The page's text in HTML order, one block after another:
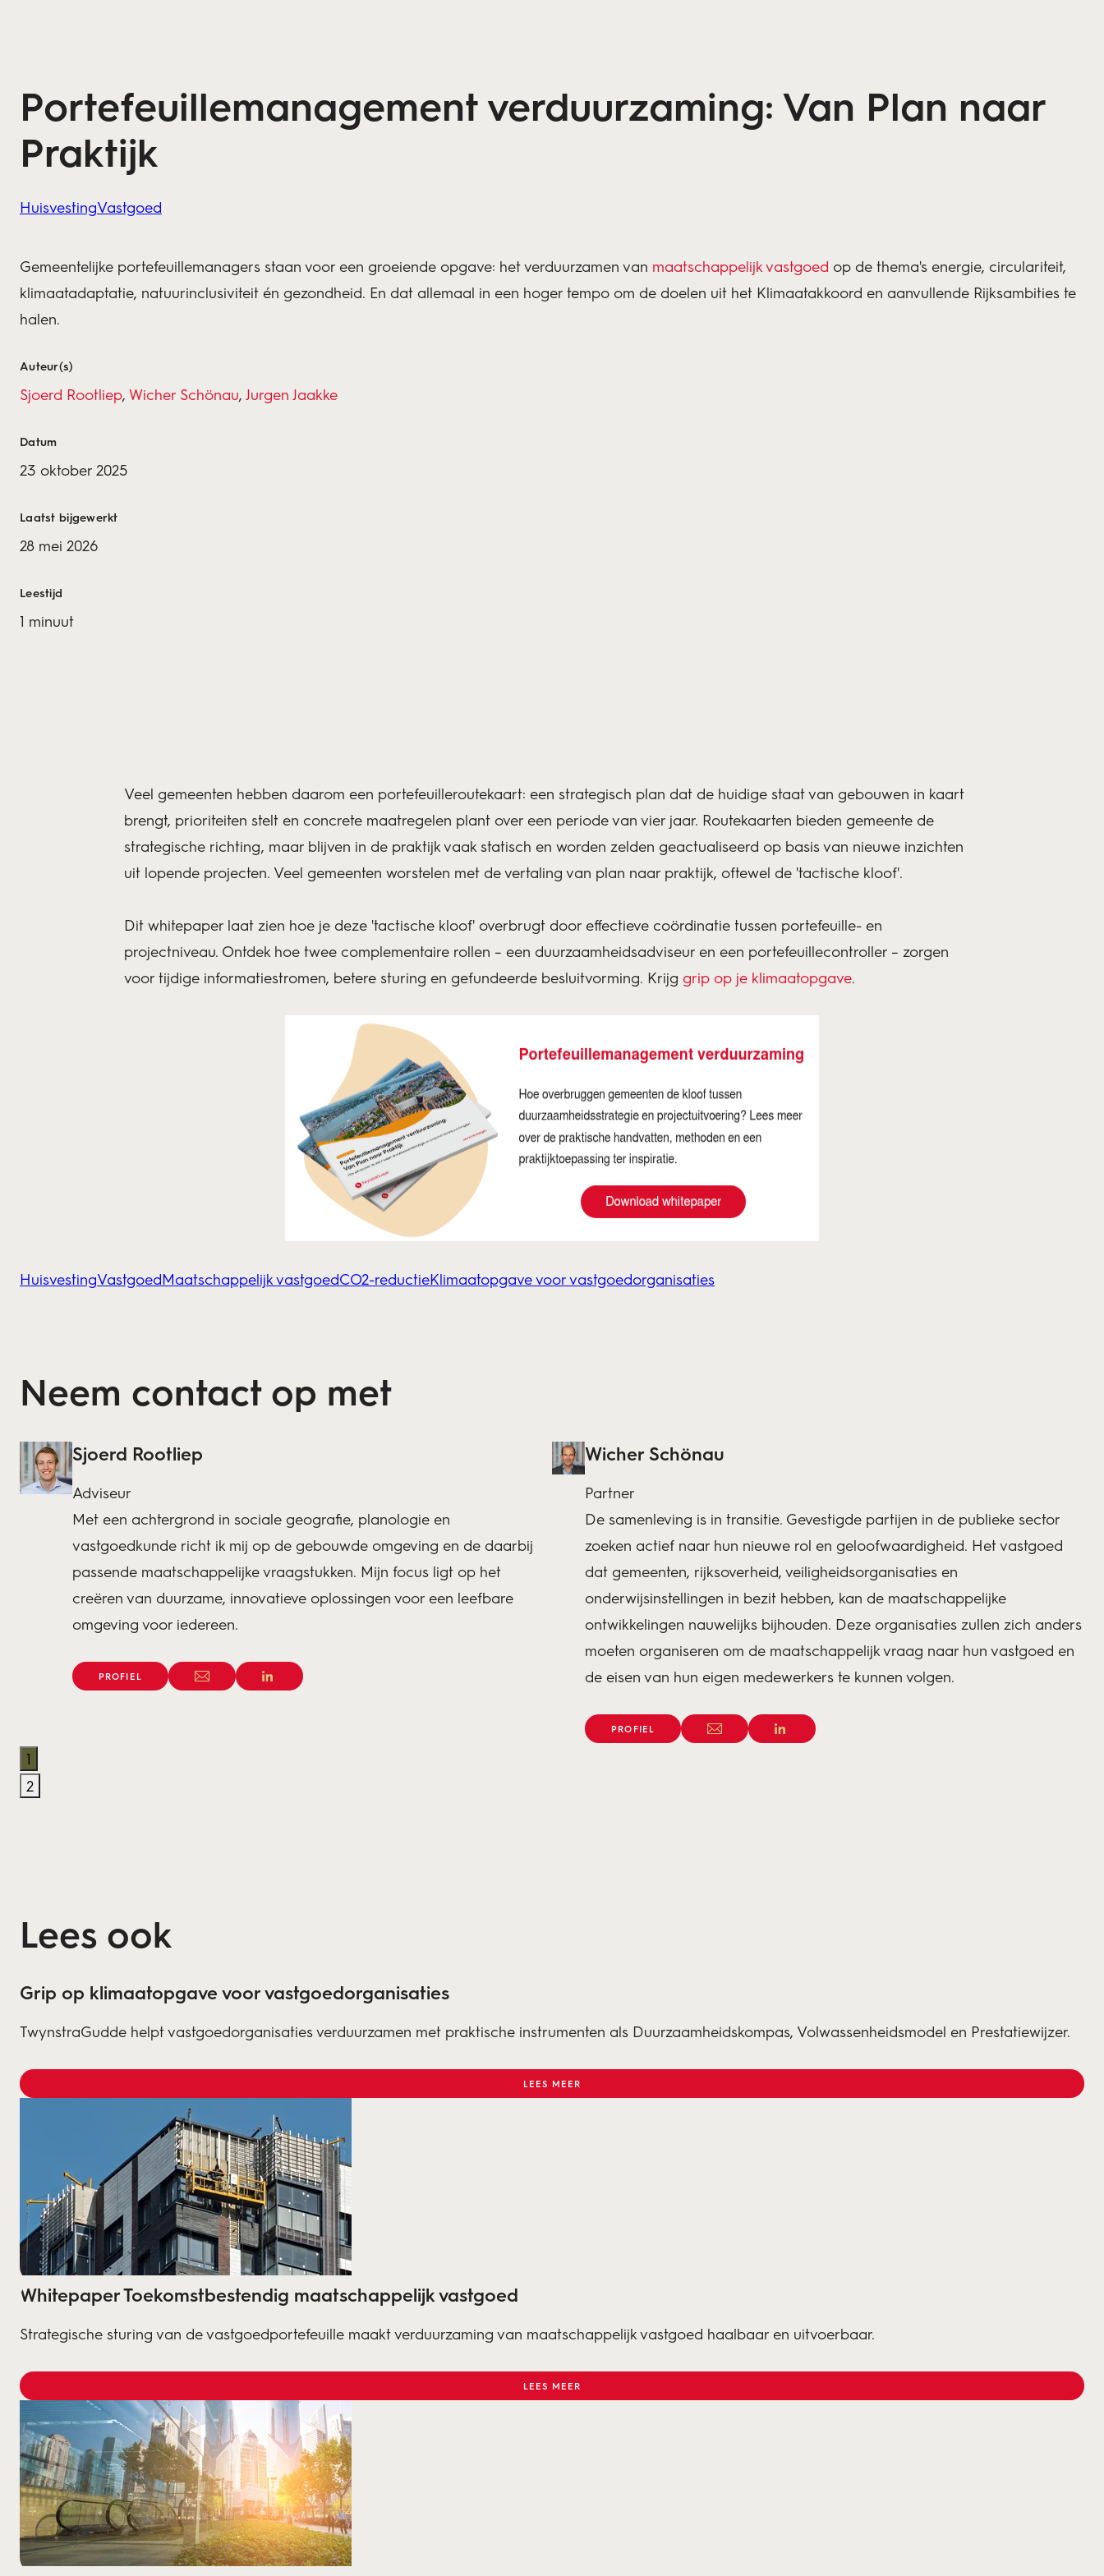
Portefeuillemanagement verduurzaming: Van Plan naar
Praktijk
HuisvestingVastgoed
Gemeentelijke portefeuillemanagers staan voor een groeiende opgave: het verduurzamen van maatschappelijk vastgoed op de thema's energie, circulariteit,
klimaatadaptatie, natuurinclusiviteit én gezondheid. En dat allemaal in een hoger tempo om de doelen uit het Klimaatakkoord en aanvullende Rijksambities te
halen.
Auteur(s)
Sjoerd Rootliep, Wicher Schönau, Jurgen Jaakke
Datum
23 oktober 2025
Laatst bijgewerkt
28 mei 2026
Leestijd
1 minuut
Veel gemeenten hebben daarom een portefeuilleroutekaart: een strategisch plan dat de huidige staat van gebouwen in kaart
brengt, prioriteiten stelt en concrete maatregelen plant over een periode van vier jaar. Routekaarten bieden gemeente de
strategische richting, maar blijven in de praktijk vaak statisch en worden zelden geactualiseerd op basis van nieuwe inzichten
uit lopende projecten. Veel gemeenten worstelen met de vertaling van plan naar praktijk, oftewel de 'tactische kloof'.
Dit whitepaper laat zien hoe je deze 'tactische kloof' overbrugt door effectieve coördinatie tussen portefeuille- en
projectniveau. Ontdek hoe twee complementaire rollen – een duurzaamheidsadviseur en een portefeuillecontroller – zorgen
voor tijdige informatiestromen, betere sturing en gefundeerde besluitvorming. Krijg grip op je klimaatopgave.
HuisvestingVastgoedMaatschappelijk vastgoedCO2-reductieKlimaatopgave voor vastgoedorganisaties
Neem contact op met
Sjoerd Rootliep
Adviseur
Met een achtergrond in sociale geografie, planologie en
vastgoedkunde richt ik mij op de gebouwde omgeving en de daarbij
passende maatschappelijke vraagstukken. Mijn focus ligt op het
creëren van duurzame, innovatieve oplossingen voor een leefbare
omgeving voor iedereen.
PROFIEL
Wicher Schönau
Partner
De samenleving is in transitie. Gevestigde partijen in de publieke sector
zoeken actief naar hun nieuwe rol en geloofwaardigheid. Het vastgoed
dat gemeenten, rijksoverheid, veiligheidsorganisaties en
onderwijsinstellingen in bezit hebben, kan de maatschappelijke
ontwikkelingen nauwelijks bijhouden. Deze organisaties zullen zich anders
moeten organiseren om de maatschappelijk vraag naar hun vastgoed en
de eisen van hun eigen medewerkers te kunnen volgen.
PROFIEL
1
2
Lees ook
Grip op klimaatopgave voor vastgoedorganisaties
TwynstraGudde helpt vastgoedorganisaties verduurzamen met praktische instrumenten als Duurzaamheidskompas, Volwassenheidsmodel en Prestatiewijzer.
LEES MEER
Whitepaper Toekomstbestendig maatschappelijk vastgoed
Strategische sturing van de vastgoedportefeuille maakt verduurzaming van maatschappelijk vastgoed haalbaar en uitvoerbaar.
LEES MEER